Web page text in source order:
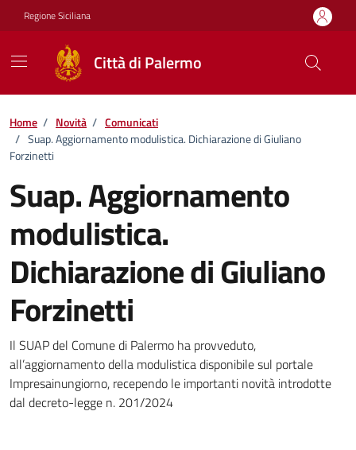
Vai ai contenuti
Vai al footer
Regione Siciliana
Città di Palermo
Home / Novità / Comunicati
/ Suap. Aggiornamento modulistica. Dichiarazione di Giuliano
Forzinetti
Suap. Aggiornamento
modulistica.
Dichiarazione di Giuliano
Forzinetti
Dettagli della notizia
Il SUAP del Comune di Palermo ha provveduto,
all’aggiornamento della modulistica disponibile sul portale
Impresainungiorno, recependo le importanti novità introdotte
dal decreto-legge n. 201/2024